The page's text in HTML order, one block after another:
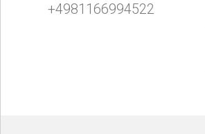
+4981166994522